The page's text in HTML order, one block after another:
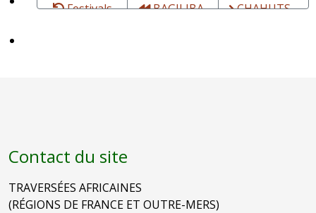
Festivals
BAGILIBA,
CHAHUTS -
Contact du site
TRAVERSÉES AFRICAINES
(RÉGIONS DE FRANCE ET OUTRE-MERS)